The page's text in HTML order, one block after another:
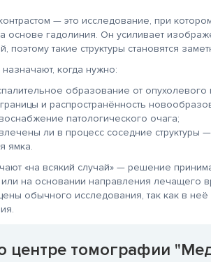
— это исследование, при
основе гадолиния. Он усиливает
поэтому такие структуры становятся
когда нужно:
образование от опухолевого
и распространённость
патологического очага;
ли в процесс соседние структуры
ямка.
«на всякий случай» — решение
на основании направления лечащего
обычного исследования, так как в
центре томографии